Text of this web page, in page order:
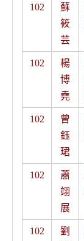
102
蘇
筱
芸
102
楊
博
堯
102
曾
鈺
珺
102
蕭
翊
展
102
劉